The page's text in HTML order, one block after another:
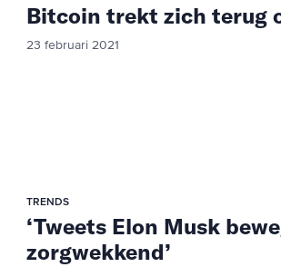
Bitcoin trekt zich terug
23 februari 2021
TRENDS
‘Tweets Elon Musk
zorgwekkend’